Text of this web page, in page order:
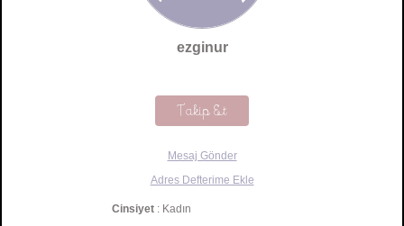
ezginur
Takip Et
Mesaj Gönder
Adres Defterime Ekle
Cinsiyet: Kadın